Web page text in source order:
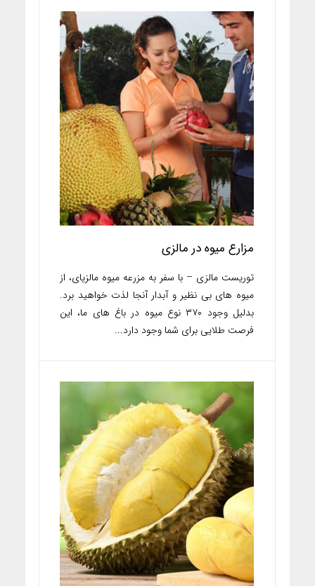
مزارع میوه در مالزی
توریست مالزی – با سفر به مزرعه میوه مالزیای، از
میوه های بی نظیر و آبدار آنجا لذت خواهید برد.
بدلیل وجود ۳۷۰ نوع میوه در باغ های ما، این
فرصت طلایی برای شما وجود دارد...